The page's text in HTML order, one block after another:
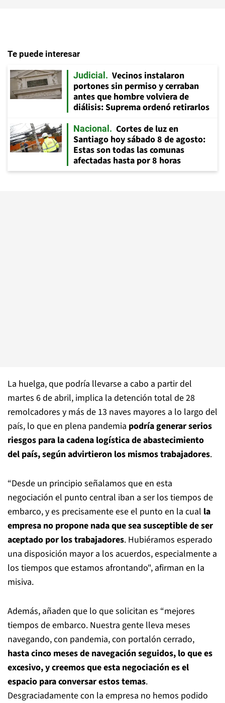
Te puede interesar
Judicial
Vecinos instalaron
portones sin permiso y cerraban
antes que hombre volviera de
diálisis: Suprema ordenó retirarlos
Nacional
Cortes de luz en
Santiago hoy sábado 8 de agosto:
Estas son todas las comunas
afectadas hasta por 8 horas
La huelga, que podría llevarse a cabo a partir del
martes 6 de abril, implica la detención total de 28
remolcadores y más de 13 naves mayores a lo largo del
país, lo que en plena pandemia podría generar serios
riesgos para la cadena logística de abastecimiento
del país, según advirtieron los mismos trabajadores.
“Desde un principio señalamos que en esta
negociación el punto central iban a ser los tiempos de
embarco, y es precisamente ese el punto en la cual la
empresa no propone nada que sea susceptible de ser
aceptado por los trabajadores. Hubiéramos esperado
una disposición mayor a los acuerdos, especialmente a
los tiempos que estamos afrontando", afirman en la
misiva.
Además, añaden que lo que solicitan es “mejores
tiempos de embarco. Nuestra gente lleva meses
navegando, con pandemia, con portalón cerrado,
hasta cinco meses de navegación seguidos, lo que es
excesivo, y creemos que esta negociación es el
espacio para conversar estos temas.
Desgraciadamente con la empresa no hemos podido